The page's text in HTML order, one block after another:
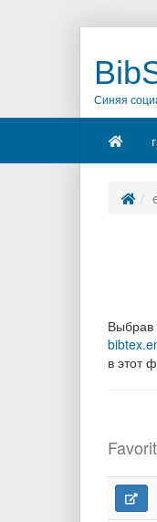
Синяя
Выбрав
в этот